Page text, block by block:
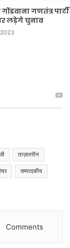
गणतंत्र पार्टी
लड़ेगे चुनाव
ताज़ातरीन
सम्पादकीय
Comments